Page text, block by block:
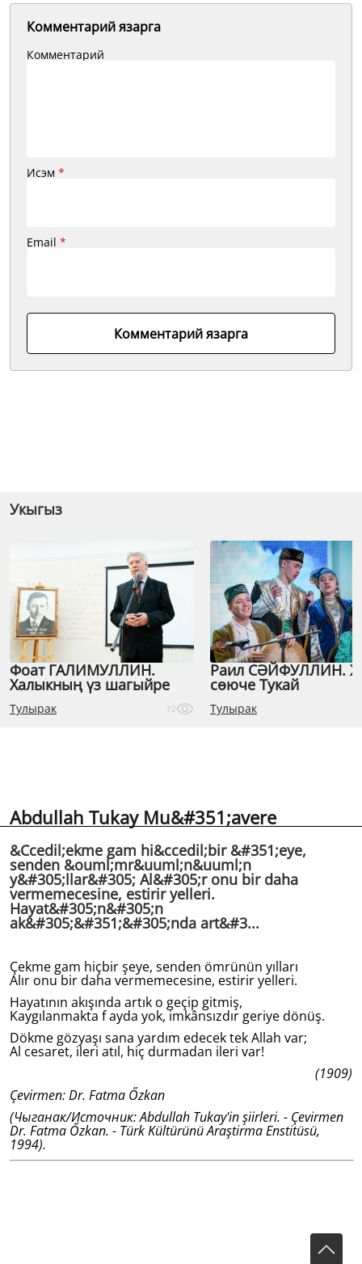
Комментарий язарга
Комментарий
Исэм *
Email *
Комментарий язарга
Укыгыз
Фоат ГАЛИМУЛЛИН.
Халыкның үз шагыйре
Тулырак 72
Раил СӘЙФУЛЛИН.
сөюче Тукай
Тулырак
Abdullah Tukay Mu&#351;avere
&Ccedil;ekme gam hi&ccedil;bir &#351;eye,
senden &ouml;mr&uuml;n&uuml;n
y&#305;llar&#305; Al&#305;r onu bir daha
vermemecesine, estirir yelleri.
Hayat&#305;n&#305;n
ak&#305;&#351;&#305;nda art&#3...
Çekme gam hiçbir şeye, senden ömrünün yılları
Alır onu bir daha vermemecesine, estirir yelleri.
Hayatının akışında artık o geçip gitmiş,
Kaygılanmakta f ayda yok, imkânsızdır geriye dönüş.
Dökme gözyaşı sana yardım edecek tek Allah var;
Al cesaret, ileri atıl, hiç durmadan ileri var!
(1909)
Çevirmen: Dr. Fatma Őzkan
(Чыганак/Источник: Abdullah Tukay'in şiirleri. - Çevirmen
Dr. Fatma Őzkan. - Türk Kültürünü Araştirma Enstitüsü,
1994).